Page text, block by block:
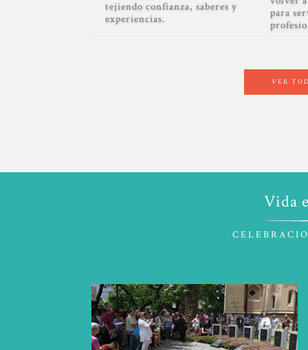
tejiendo confianza, saberes y
experiencias.
para
VER
Vida
C E L E B R A C I